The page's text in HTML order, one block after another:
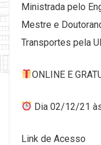
Ministrada pelo
Mestre e
Transportes pela
ONLINE E
Dia 02/12/21
Link de Acesso